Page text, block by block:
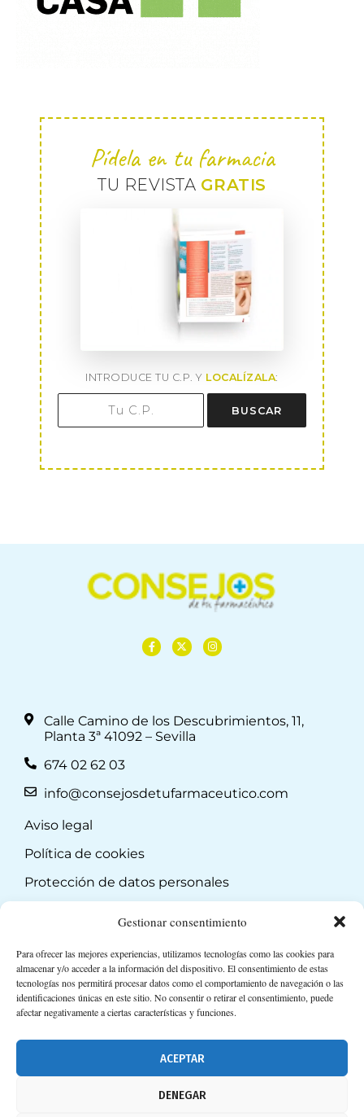
Gestionar consentimiento
Para ofrecer las mejores experiencias, utilizamos tecnologías como las cookies para
almacenar y/o acceder a la información del dispositivo. El consentimiento de estas
tecnologías nos permitirá procesar datos como el comportamiento de navegación o las
identificaciones únicas en este sitio. No consentir o retirar el consentimiento, puede
afectar negativamente a ciertas características y funciones.
ACEPTAR
DENEGAR
Pídela en tu farmacia
TU REVISTA GRATIS
INTRODUCE TU C.P. Y LOCALÍZALA:
BUSCAR
Calle Camino de los Descubrimientos, 11,
Planta 3ª 41092 – Sevilla
674 02 62 03
info@consejosdetufarmaceutico.com
Aviso legal
Política de cookies
Protección de datos personales